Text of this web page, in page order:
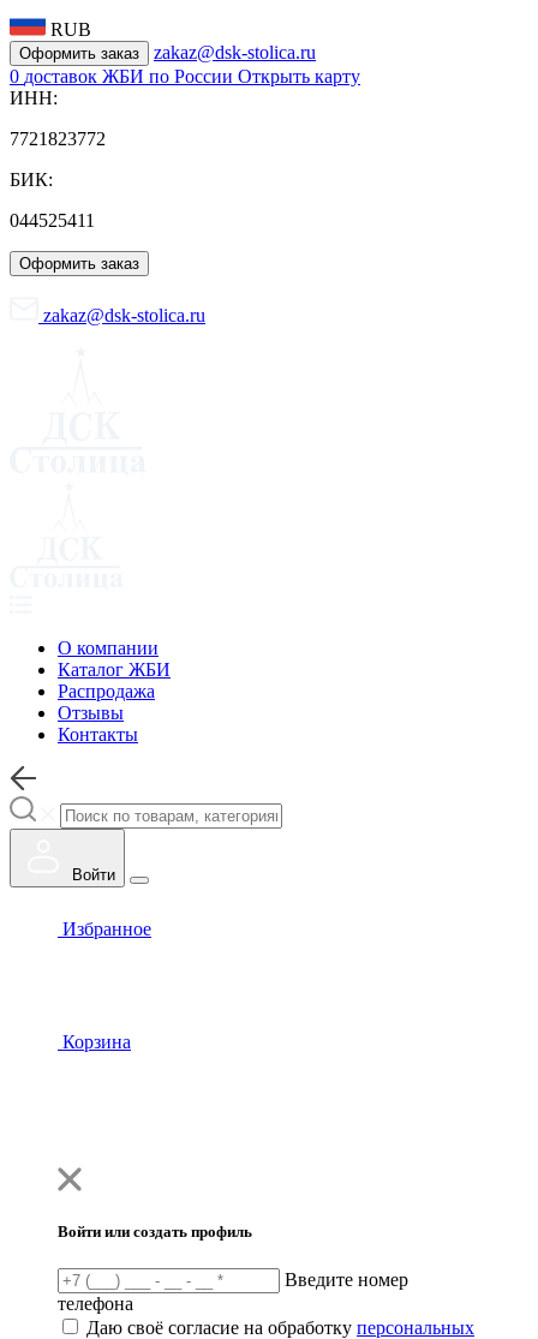
RUB
Оформить заказ
zakaz@dsk-stolica.ru
0 доставок ЖБИ по России Открыть карту
ИНН:
7721823772
БИК:
044525411
Оформить заказ
zakaz@dsk-stolica.ru
О компании
Каталог ЖБИ
Распродажа
Отзывы
Контакты
Войти
Избранное
Корзина
Войти или создать профиль
Введите номер
телефона
Даю своё согласие на обработку персональных